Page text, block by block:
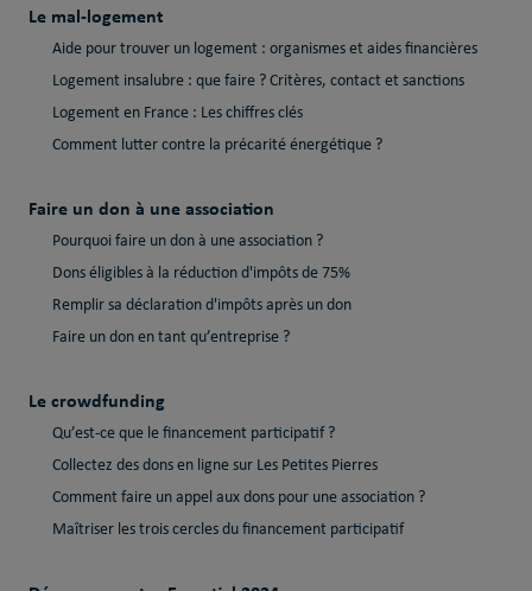
Le mal-logement
Aide pour trouver un logement : organismes et aides financières
Logement insalubre : que faire ? Critères, contact et sanctions
Logement en France : Les chiffres clés
Comment lutter contre la précarité énergétique ?
Faire un don à une association
Pourquoi faire un don à une association ?
Dons éligibles à la réduction d'impôts de 75%
Remplir sa déclaration d'impôts après un don
Faire un don en tant qu’entreprise ?
Le crowdfunding
Qu’est-ce que le financement participatif ?
Collectez des dons en ligne sur Les Petites Pierres
Comment faire un appel aux dons pour une association ?
Maîtriser les trois cercles du financement participatif